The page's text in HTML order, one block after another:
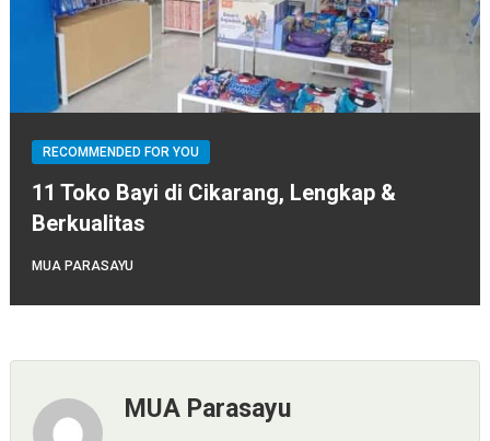
RECOMMENDED FOR YOU
11 Toko Bayi di Cikarang, Lengkap &
Berkualitas
MUA PARASAYU
MUA Parasayu